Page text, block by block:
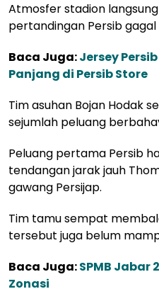
Atmosfer stadion
pertandingan Persib
Baca Juga:Jersey
Panjang di Persib Store
Tim asuhan Bojan Hodak
sejumlah peluang
Peluang pertama Persib
tendangan jarak jauh
gawang Persijap.
Tim tamu sempat
tersebut juga belum
Baca Juga:SPMB Jabar
Zonasi